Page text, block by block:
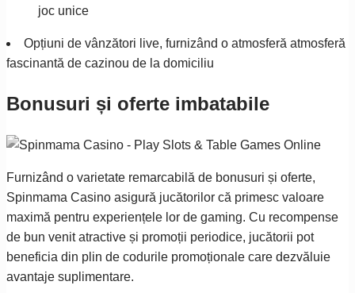
joc unice
Opțiuni de vânzători live, furnizând o atmosferă atmosferă
fascinantă de cazinou de la domiciliu
Bonusuri și oferte imbatabile
Furnizând o varietate remarcabilă de bonusuri și oferte,
Spinmama Casino asigură jucătorilor că primesc valoare
maximă pentru experiențele lor de gaming. Cu recompense
de bun venit atractive și promoții periodice, jucătorii pot
beneficia din plin de codurile promoționale care dezvăluie
avantaje suplimentare.